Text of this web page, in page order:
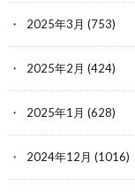
2025年3月 (753)
2025年2月 (424)
2025年1月 (628)
2024年12月 (1016)